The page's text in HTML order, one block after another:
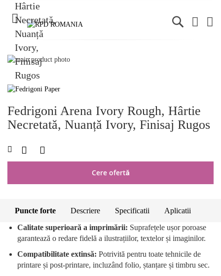
Skip
the
end
the
gallery
the
of
images
Fedrigoni Arena Ivory Rough, Hârtie
Necretată, Nuanță Ivory, Finisaj Rugos
Cere ofertă
LISTA
Puncte forte Descriere Specificatii Aplicatii
Calitate superioară a imprimării: Suprafețele ușor poroase
garantează o redare fidelă a ilustrațiilor, textelor și imaginilor.
Compatibilitate extinsă: Potrivită pentru toate tehnicile de
printare și post-printare, incluzând folio, ștanțare și timbru sec.